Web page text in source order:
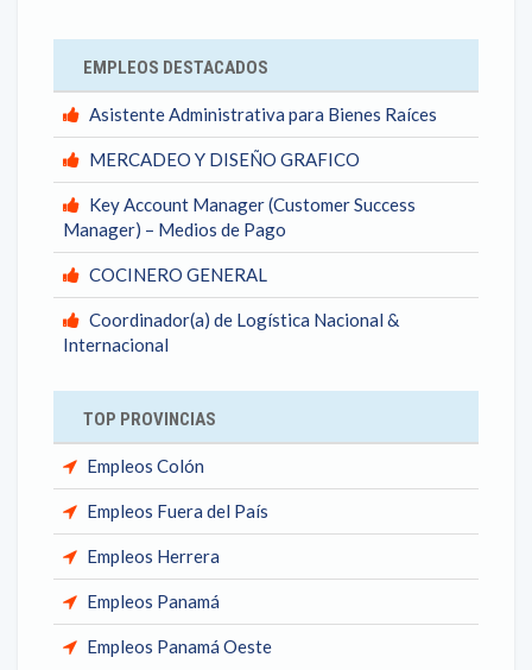
EMPLEOS DESTACADOS
Asistente Administrativa para Bienes Raíces
MERCADEO Y DISEÑO GRAFICO
Key Account Manager (Customer Success
Manager) – Medios de Pago
COCINERO GENERAL
Coordinador(a) de Logística Nacional &
Internacional
TOP PROVINCIAS
Empleos Colón
Empleos Fuera del País
Empleos Herrera
Empleos Panamá
Empleos Panamá Oeste